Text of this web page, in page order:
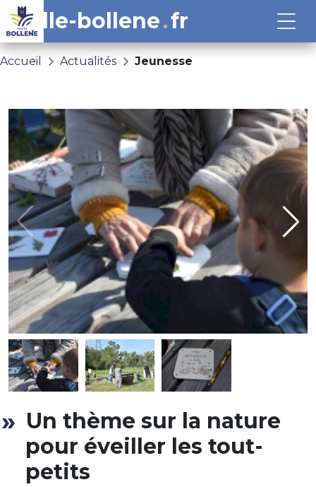
ville-bollene fr
Accueil Actualités Jeunesse
Un thème sur la nature
pour éveiller les tout-
petits